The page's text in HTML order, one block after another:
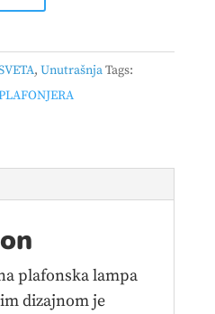
, UnutrašnjaTags:
plafonska lampa
dizajnom je